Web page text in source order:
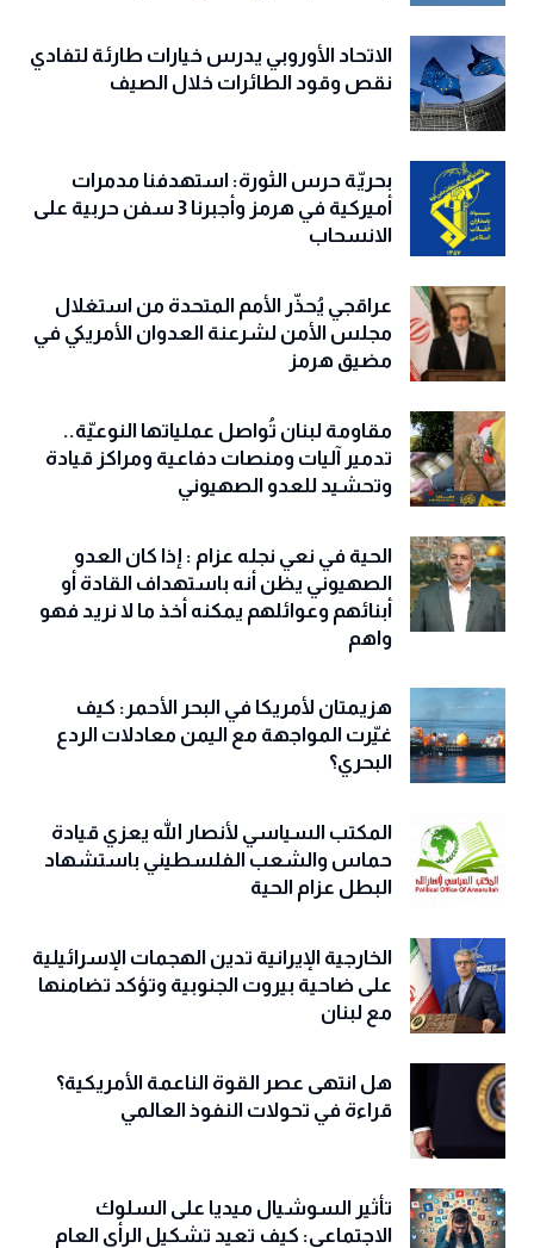
الاتحاد الأوروبي يدرس خيارات طارئة لتفادي
نقص وقود الطائرات خلال الصيف
بحريّة حرس الثورة: استهدفنا مدمرات
أميركية في هرمز وأجبرنا 3 سفن حربية على
الانسحاب
عراقجي يُحذّر الأمم المتحدة من استغلال
مجلس الأمن لشرعنة العدوان الأمريكي في
مضيق هرمز
مقاومة لبنان تُواصل عملياتها النوعيّة..
تدمير آليات ومنصات دفاعية ومراكز قيادة
وتحشيد للعدو الصهيوني
الحية في نعي نجله عزام : إذا كان العدو
الصهيوني يظن أنه باستهداف القادة أو
أبنائهم وعوائلهم يمكنه أخذ ما لا نريد فهو
واهم
هزيمتان لأمريكا في البحر الأحمر: كيف
غيّرت المواجهة مع اليمن معادلات الردع
البحري؟
المكتب السياسي لأنصار الله يعزي قيادة
حماس والشعب الفلسطيني باستشهاد
البطل عزام الحية
الخارجية الإيرانية تدين الهجمات الإسرائيلية
على ضاحية بيروت الجنوبية وتؤكد تضامنها
مع لبنان
هل انتهى عصر القوة الناعمة الأمريكية؟
قراءة في تحولات النفوذ العالمي
تأثير السوشيال ميديا على السلوك
الاجتماعي: كيف تعيد تشكيل الرأي العام